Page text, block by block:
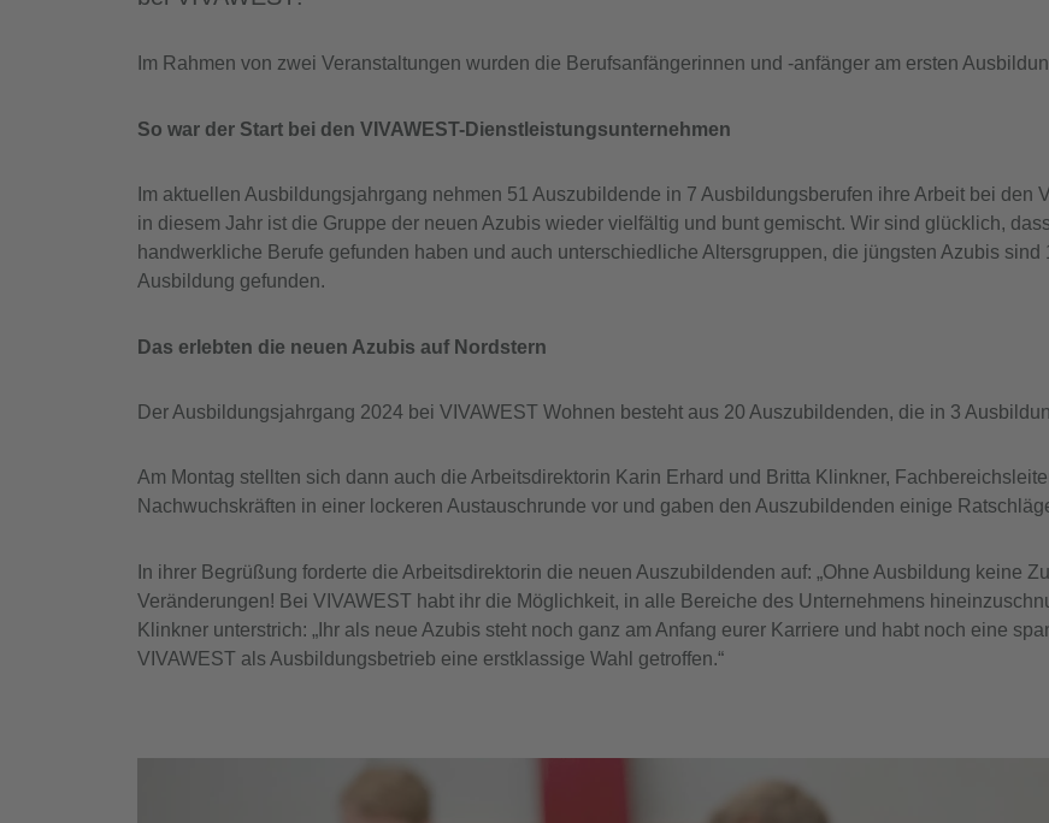
Im Rahmen von zwei Veranstaltungen wurden die Berufsanfängerinnen und -anfänger am ersten
So war der Start bei den VIVAWEST-Dienstleistungsunternehmen
Im aktuellen Ausbildungsjahrgang nehmen 51 Auszubildende in 7 Ausbildungsberufen ihre Arbeit bei den
in diesem Jahr ist die Gruppe der neuen Azubis wieder vielfältig und bunt gemischt. Wir sind glücklich,
handwerkliche Berufe gefunden haben und auch unterschiedliche Altersgruppen, die jüngsten Azubis
Ausbildung gefunden.
Das erlebten die neuen Azubis auf Nordstern
Der Ausbildungsjahrgang 2024 bei VIVAWEST Wohnen besteht aus 20 Auszubildenden, die in 3
Am Montag stellten sich dann auch die Arbeitsdirektorin Karin Erhard und Britta Klinkner,
Nachwuchskräften in einer lockeren Austauschrunde vor und gaben den Auszubildenden einige
In ihrer Begrüßung forderte die Arbeitsdirektorin die neuen Auszubildenden auf: „Ohne Ausbildung keine
Veränderungen! Bei VIVAWEST habt ihr die Möglichkeit, in alle Bereiche des Unternehmens
Klinkner unterstrich: „Ihr als neue Azubis steht noch ganz am Anfang eurer Karriere und habt noch eine
VIVAWEST als Ausbildungsbetrieb eine erstklassige Wahl getroffen.“